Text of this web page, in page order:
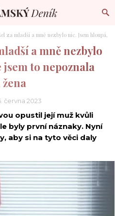
za mladší a mně nezbylo nic. Jsem hloupá,
a mně nezbylo
jsem to nepoznala
června 2023
opustil její muž kvůli
byly první náznaky. Nyní
aby si na tyto věci daly